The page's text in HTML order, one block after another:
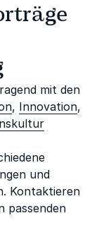
mit den
, Innovation,
und
Kontaktieren
passenden